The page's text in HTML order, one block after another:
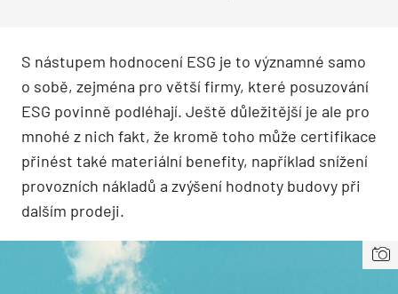
S nástupem hodnocení ESG je to významné samo
o sobě, zejména pro větší firmy, které posuzování
ESG povinně podléhají. Ještě důležitější je ale pro
mnohé z nich fakt, že kromě toho může certifikace
přinést také materiální benefity, například snížení
provozních nákladů a zvýšení hodnoty budovy při
dalším prodeji.